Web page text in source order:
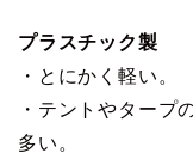
プラスチック製
・とにかく軽い。
・テントやタープ
多い。